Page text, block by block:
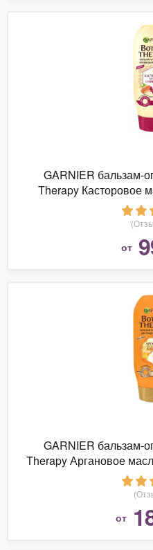
GARNIER бальзам-
Therapy Касторовое
от
GARNIER бальзам-
Therapy Аргановое
от